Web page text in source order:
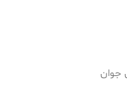
جوان